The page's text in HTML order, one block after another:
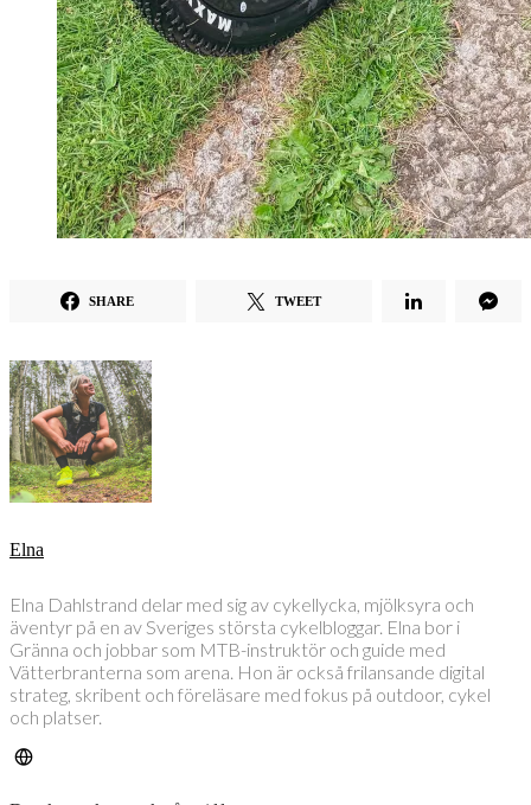
SHARE TWEET
Elna
Elna Dahlstrand delar med sig av cykellycka, mjölksyra och
äventyr på en av Sveriges största cykelbloggar. Elna bor i
Gränna och jobbar som MTB-instruktör och guide med
Vätterbranterna som arena. Hon är också frilansande digital
strateg, skribent och föreläsare med fokus på outdoor, cykel
och platser.